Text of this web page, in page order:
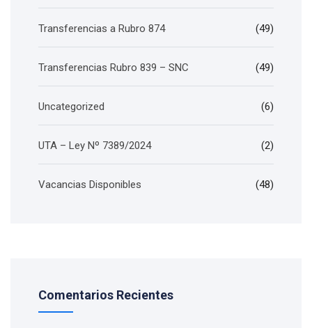
Transferencias a Rubro 874 (49)
Transferencias Rubro 839 – SNC (49)
Uncategorized (6)
UTA – Ley Nº 7389/2024 (2)
Vacancias Disponibles (48)
Comentarios Recientes